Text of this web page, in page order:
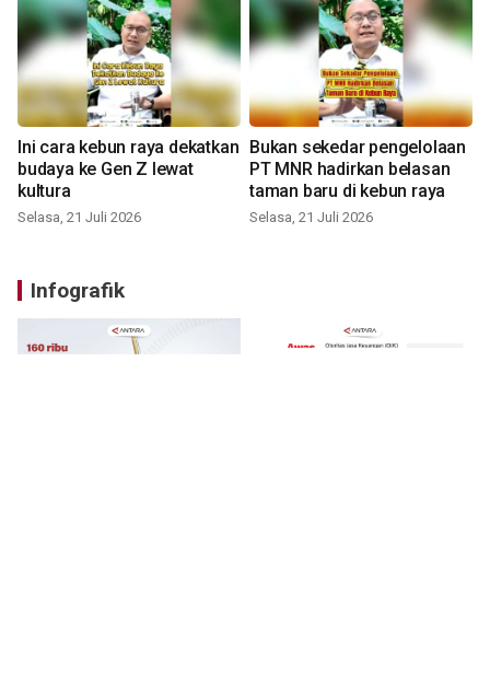
Ini cara kebun raya dekatkan
budaya ke Gen Z lewat
kultura
Selasa, 21 Juli 2026
Bukan sekedar pengelolaan
PT MNR hadirkan belasan
taman baru di kebun raya
Selasa, 21 Juli 2026
Infografik